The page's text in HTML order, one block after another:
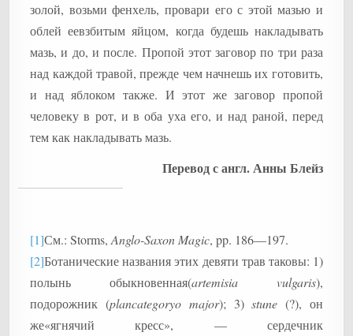
золой, возьми фенхель, провари его с этой мазью и
облей еевзбитым яйцом, когда будешь накладывать
мазь, и до, и после. Пропой этот заговор по три раза
над каждой травой, прежде чем начнешь их готовить,
и над яблоком также. И этот же заговор пропой
человеку в рот, и в оба уха его, и над раной, перед
тем как накладывать мазь.
Перевод с англ. Анны Блейз
[1]См.: Storms,Anglo-Saxon Magic, pp. 186—197.
[2]Ботанические названия этих девяти трав таковы: 1)
полынь обыкновенная(artemisia vulgaris),
подорожник (plancategoryo major); 3)stune (?), он
же«ягнячий кресс», — сердечник